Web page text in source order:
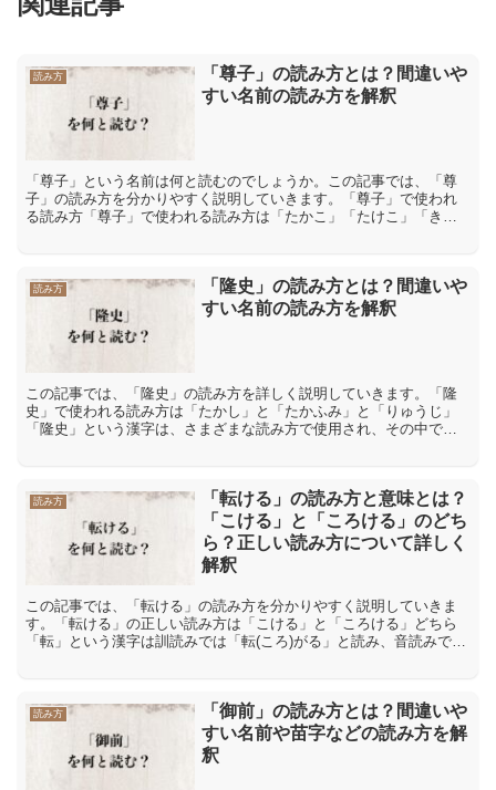
読み方
「尊子」の読み方とは？間違いや
すい名前の読み方を解釈
「尊子」という名前は何と読むのでしょうか。この記事では、「尊
子」の読み方を分かりやすく説明していきます。「尊子」で使われ
る読み方「尊子」で使われる読み方は「たかこ」「たけこ」「きみ
読み方
「隆史」の読み方とは？間違いや
すい名前の読み方を解釈
この記事では、「隆史」の読み方を詳しく説明していきます。「隆
史」で使われる読み方は「たかし」と「たかふみ」と「りゅうじ」
「隆史」という漢字は、さまざまな読み方で使用され、その中で
読み方
「転ける」の読み方と意味とは？
「こける」と「ころける」のどち
ら？正しい読み方について詳しく
解釈
この記事では、「転ける」の読み方を分かりやすく説明していきま
す。「転ける」の正しい読み方は「こける」と「ころける」どちら
「転」という漢字は訓読みでは「転(ころ)がる」と読み、音読みでは
読み方
「御前」の読み方とは？間違いや
すい名前や苗字などの読み方を解
釈